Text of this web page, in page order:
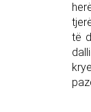
të